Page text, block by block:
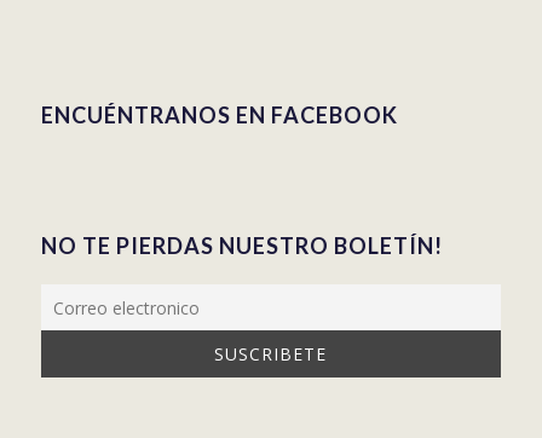
ENCUÉNTRANOS EN FACEBOOK
NO TE PIERDAS NUESTRO BOLETÍN!